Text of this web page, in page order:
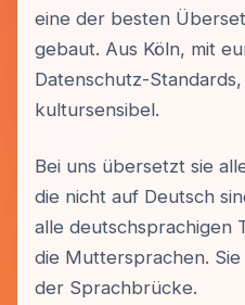
eine der besten
gebaut. Aus Köln, mit
Datenschutz-
kultursensibel.
Bei uns übersetzt sie
die nicht auf Deutsch
alle deutschsprachigen
die Muttersprachen.
der Sprachbrücke.